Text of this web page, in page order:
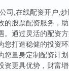
司,在线配资开户,
的股票配资服务，
。通过灵活的配资
您打造稳健的投资
您量身定制配资计
更具优势，财富增